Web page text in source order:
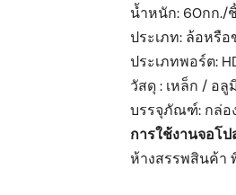
น้ำหนัก: 60กก./
ประเภท: ล้อหรือ
ประเภทพอร์ต:
วัสดุ : เหล็ก / อลู
บรรจุภัณฑ์: กล่อ
การใช้งานจอโป
ห้างสรรพสินค้า